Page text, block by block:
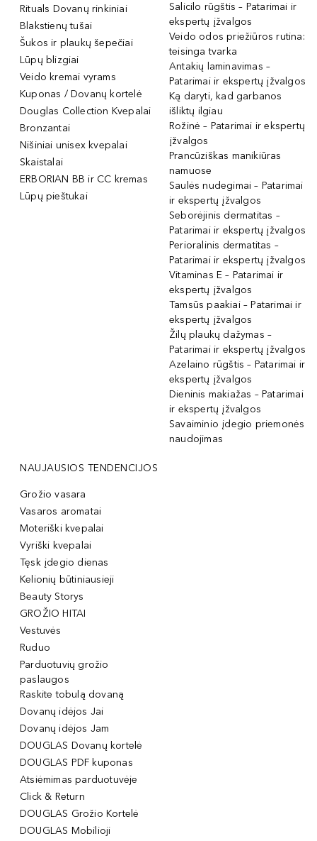
Rituals Dovanų rinkiniai
Blakstienų tušai
Šukos ir plaukų šepečiai
Lūpų blizgiai
Veido kremai vyrams
Kuponas / Dovanų kortelė
Douglas Collection Kvepalai
Bronzantai
Nišiniai unisex kvepalai
Skaistalai
ERBORIAN BB ir CC kremas
Lūpų pieštukai
Salicilo rūgštis – Patarimai ir
ekspertų įžvalgos
Veido odos priežiūros rutina:
teisinga tvarka
Antakių laminavimas –
Patarimai ir ekspertų įžvalgos
Ką daryti, kad garbanos
išliktų ilgiau
Rožinė – Patarimai ir ekspertų
įžvalgos
Prancūziškas manikiūras
namuose
Saulės nudegimai – Patarimai
ir ekspertų įžvalgos
Seborėjinis dermatitas –
Patarimai ir ekspertų įžvalgos
Perioralinis dermatitas –
Patarimai ir ekspertų įžvalgos
Vitaminas E – Patarimai ir
ekspertų įžvalgos
Tamsūs paakiai – Patarimai ir
ekspertų įžvalgos
Žilų plaukų dažymas –
Patarimai ir ekspertų įžvalgos
Azelaino rūgštis – Patarimai ir
ekspertų įžvalgos
Dieninis makiažas – Patarimai
ir ekspertų įžvalgos
Savaiminio įdegio priemonės
naudojimas
NAUJAUSIOS TENDENCIJOS
Grožio vasara
Vasaros aromatai
Moteriški kvepalai
Vyriški kvepalai
Tęsk įdegio dienas
Kelionių būtiniausieji
Beauty Storys
GROŽIO HITAI
Vestuvės
Ruduo
Parduotuvių grožio
paslaugos
Raskite tobulą dovaną
Dovanų idėjos Jai
Dovanų idėjos Jam
DOUGLAS Dovanų kortelė
DOUGLAS PDF kuponas
Atsiėmimas parduotuvėje
Click & Return
DOUGLAS Grožio Kortelė
DOUGLAS Mobilioji